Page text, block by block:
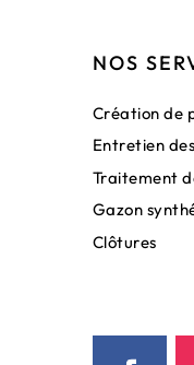
NOS
Création de
Entretien
Traitement
Gazon
Clôtures